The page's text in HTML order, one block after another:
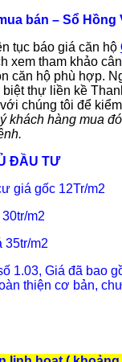
bán – Sổ Hồng
tục báo giá căn hộ
xem tham khảo
căn hộ phù hợp.
thự liền kề
chúng tôi để
khách hàng mua
ĐẦU TƯ
giá gốc 12Tr/m2
m2
35tr/m2
1.03, Giá đã bao
thiện cơ bản,